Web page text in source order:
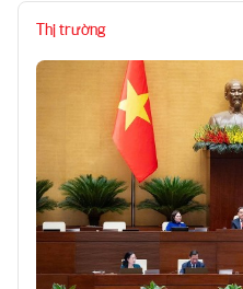
Thị trường